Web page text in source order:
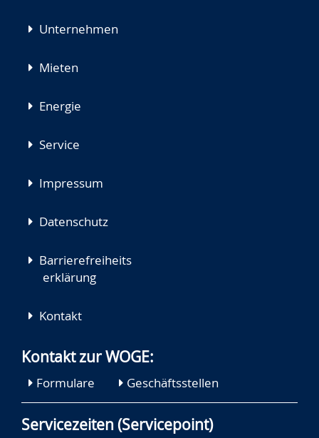
Unternehmen
Mieten
Energie
Service
Impressum
Datenschutz
Barrierefreiheits
erklärung
Kontakt
Kontakt zur WOGE:
Formulare Geschäftsstellen
Servicezeiten (Servicepoint)